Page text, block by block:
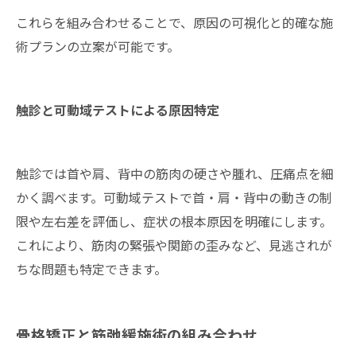
これらを組み合わせることで、原因の可視化と的確な施
術プランの立案が可能です。
触診と可動域テストによる原因特定
触診では首や肩、背中の筋肉の硬さや腫れ、圧痛点を細
かく調べます。可動域テストで首・肩・背中の動きの制
限や左右差を評価し、症状の根本原因を明確にします。
これにより、筋肉の緊張や関節の歪みなど、見逃されが
ちな問題も特定できます。